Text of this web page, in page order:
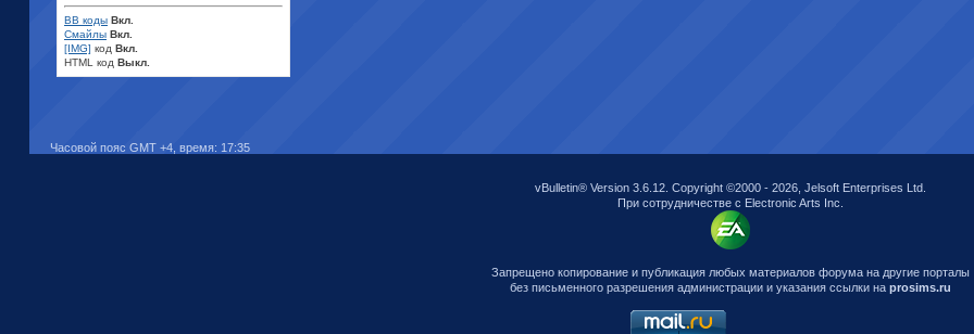
BB коды Вкл.
Смайлы Вкл.
[IMG] код Вкл.
HTML код Выкл.
Часовой пояс GMT +4, время: 17:35
vBulletin® Version 3.6.12. Copyright ©2000 - 2026, Jelsoft Enterprises Ltd.
При сотрудничестве с Electronic Arts Inc.
Запрещено копирование и публикация любых материалов форума на другие порталы
без письменного разрешения администрации и указания ссылки на prosims.ru